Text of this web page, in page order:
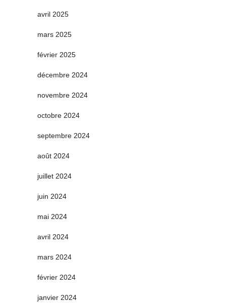
avril 2025
mars 2025
février 2025
décembre 2024
novembre 2024
octobre 2024
septembre 2024
août 2024
juillet 2024
juin 2024
mai 2024
avril 2024
mars 2024
février 2024
janvier 2024